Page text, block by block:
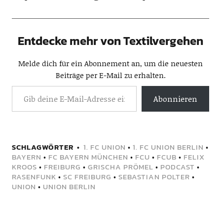
Entdecke mehr von Textilvergehen
Melde dich für ein Abonnement an, um die neuesten
Beiträge per E-Mail zu erhalten.
Abonnieren
SCHLAGWÖRTER 1. FC UNION • 1. FC UNION BERLIN •
BAYERN • FC BAYERN MÜNCHEN • FCU • FCUB • FELIX
KROOS • FREIBURG • GRISCHA PRÖMEL • PODCAST •
RASENFUNK • SC FREIBURG • SEBASTIAN POLTER •
UNION • UNION BERLIN